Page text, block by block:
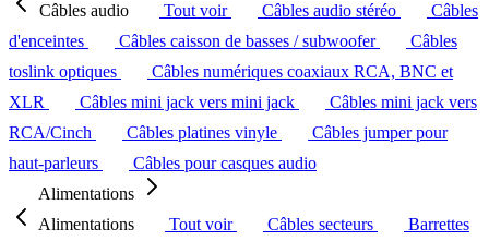
Câbles audio
Tout voir Câbles audio stéréo
Câbles
d'enceintes
Câbles caisson de basses / subwoofer
Câbles
toslink optiques
Câbles numériques coaxiaux RCA, BNC et
XLR
Câbles mini jack vers mini jack
Câbles mini jack vers
RCA/Cinch
Câbles platines vinyle
Câbles jumper pour
haut-parleurs
Câbles pour casques audio
Alimentations
Alimentations
Tout voir Câbles secteurs
Barrettes